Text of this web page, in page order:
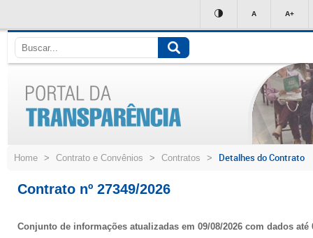
conteúdo
A A+
Home > Contrato e Convênios > Contratos > Detalhes do Contrato
Contrato nº 27349/2026
Conjunto de informações atualizadas em 09/08/2026 com dados até